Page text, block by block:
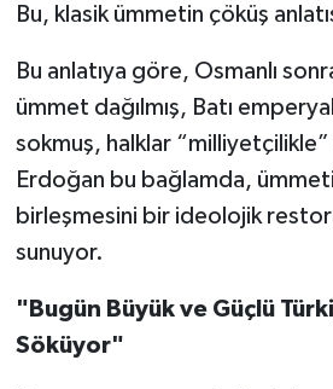
Bu, klasik ümmetin çöküş
Bu anlatıya göre, Osmanlı
ümmet dağılmış, Batı
sokmuş, halklar “milliyetçilikle”
Erdoğan bu bağlamda,
birleşmesini bir ideolojik
sunuyor.
"Bugün Büyük ve Güçlü
Söküyor"